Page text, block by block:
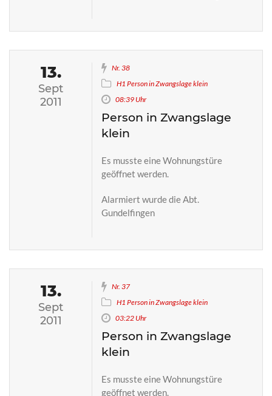
13.
Sept
2011
Nr. 38
H1 Person in Zwangslage klein
08:39 Uhr
Person in Zwangslage
klein
Es musste eine Wohnungstüre
geöffnet werden.
Alarmiert wurde die Abt.
Gundelfingen
13.
Sept
2011
Nr. 37
H1 Person in Zwangslage klein
03:22 Uhr
Person in Zwangslage
klein
Es musste eine Wohnungstüre
geöffnet werden.